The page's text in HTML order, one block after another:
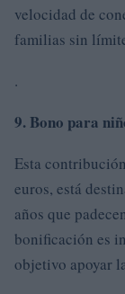
velocidad de
familias sin
.
9. Bono para
Esta
euros, está
años que
bonificación es
objetivo apoyar